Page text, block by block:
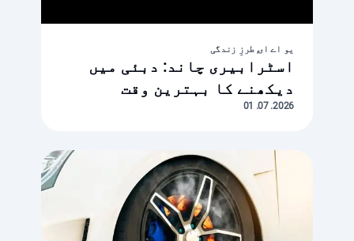
یو اے ای, طرزِ زندگی
اسٹرابیری چاند: دبئی میں
دیکھنے کا بہترین وقت
2026. 07. 01